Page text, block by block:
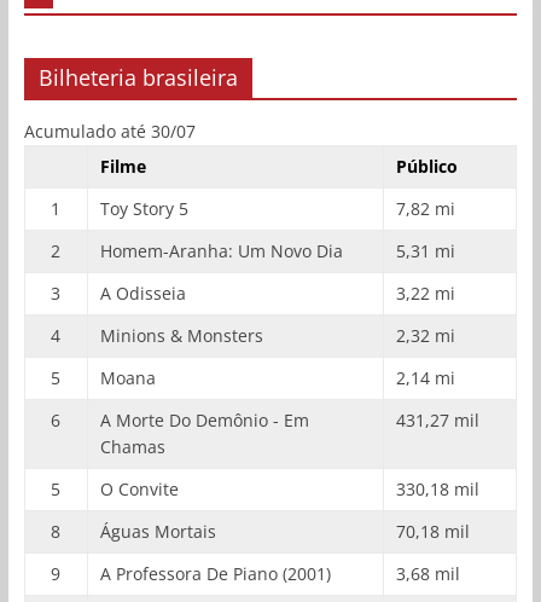
Bilheteria brasileira
Acumulado até 30/07
Filme
Público
1
Toy Story 5
7,82 mi
2
Homem-Aranha: Um Novo Dia
5,31 mi
3
A Odisseia
3,22 mi
4
Minions & Monsters
2,32 mi
5
Moana
2,14 mi
6
A Morte Do Demônio - Em
Chamas
431,27 mil
5 O Convite
330,18 mil
8
Águas Mortais
70,18 mil
9
A Professora De Piano (2001)
3,68 mil